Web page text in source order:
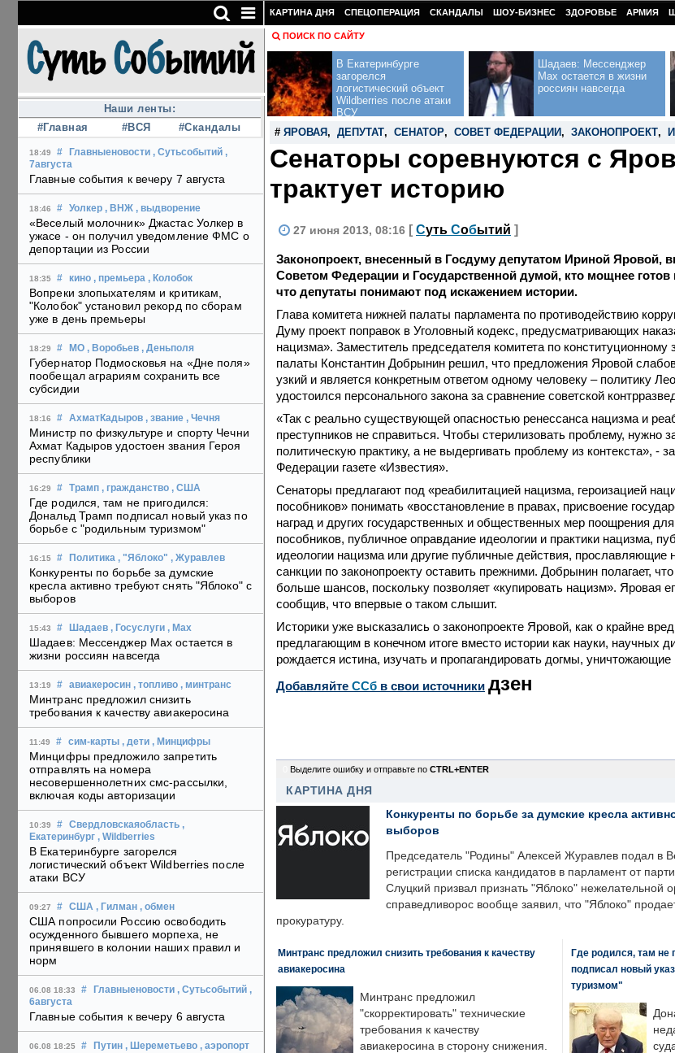
Наши ленты:
#Главная
#ВСЯ #Скандалы
18:49 # Главныеновости , Сутьсобытий ,
7августа
Главные события к вечеру 7 августа
18:46 # Уолкер , ВНЖ , выдворение
«Веселый молочник» Джастас Уолкер в
ужасе - он получил уведомление ФМС о
депортации из России
18:35 # кино , премьера , Колобок
Вопреки злопыхателям и критикам,
"Колобок" установил рекорд по сборам
уже в день премьеры
18:29 # МО , Воробьев , Деньполя
Губернатор Подмосковья на «Дне поля»
пообещал аграриям сохранить все
субсидии
18:16 # АхматКадыров , звание , Чечня
Министр по физкультуре и спорту Чечни
Ахмат Кадыров удостоен звания Героя
республики
16:29 # Трамп , гражданство , США
Где родился, там не пригодился:
Дональд Трамп подписал новый указ по
борьбе с "родильным туризмом"
16:15 # Политика , "Яблоко" , Журавлев
Конкуренты по борьбе за думские
кресла активно требуют снять "Яблоко" с
выборов
15:43 # Шадаев , Госуслуги , Max
Шадаев: Мессенджер Max остается в
жизни россиян навсегда
13:19 # авиакеросин , топливо , минтранс
Минтранс предложил снизить
требования к качеству авиакеросина
11:49 # сим-карты , дети , Минцифры
Минцифры предложило запретить
отправлять на номера
несовершеннолетних смс-рассылки,
включая коды авторизации
10:39 # Свердловскаяобласть ,
Екатеринбург , Wildberries
В Екатеринбурге загорелся
логистический объект Wildberries после
атаки ВСУ
09:27 # США , Гилман , обмен
США попросили Россию освободить
осужденного бывшего морпеха, не
принявшего в колонии наших правил и
норм
06.08 18:33 # Главныеновости , Сутьсобытий ,
6августа
Главные события к вечеру 6 августа
06.08 18:25 # Путин , Шереметьево , аэропорт
КАРТИНА ДНЯ СПЕЦОПЕРАЦИЯ СКАНДАЛЫ ШОУ-БИЗНЕС ЗДОРОВЬЕ АРМИЯ
ПОИСК ПО САЙТУ
В Екатеринбурге
загорелся
логистический объект
Wildberries после атаки
ВСУ
Шадаев: Мессенджер
Max остается в жизни
россиян навсегда
# ЯРОВАЯ , ДЕПУТАТ, СЕНАТОР, СОВЕТ ФЕДЕРАЦИИ , ЗАКОНОПРОЕКТ,
Сенаторы соревнуются с
трактует историю
27 июня 2013, 08:16 [ Суть Событий ]
Законопроект, внесенный в Госдуму депутатом Ириной Яровой,
Советом Федерации и Государственной думой, кто мощнее готов
что депутаты понимают под искажением истории.
Глава комитета нижней палаты парламента по противодействию
Думу проект поправок в Уголовный кодекс, предусматривающих
нацизма». Заместитель председателя комитета по конституционному
палаты Константин Добрынин решил, что предложения Яровой
узкий и является конкретным ответом одному человеку – политику
удостоился персонального закона за сравнение советской
«Так с реально существующей опасностью ренессанса нацизма и
преступников не справиться. Чтобы стерилизовать проблему, нужно
политическую практику, а не выдергивать проблему из контекста», -
Федерации газете «Известия».
Сенаторы предлагают под «реабилитацией нацизма, героизацией
пособников» понимать «восстановление в правах, присвоение
наград и других государственных и общественных мер поощрения
пособников, публичное оправдание идеологии и практики нацизма,
идеологии нацизма или другие публичные действия, прославляющие
санкции по законопроекту оставить прежними. Добрынин полагает,
больше шансов, поскольку позволяет «купировать нацизм». Яровая
сообщив, что впервые о таком слышит.
Историки уже высказались о законопроекте Яровой, как о крайне
предлагающим в конечном итоге вместо истории как науки, научных
рождается истина, изучать и пропагандировать догмы,
Добавляйте CСб в свои источники дзен
Выделите ошибку и отправьте по CTRL+ENTER
КАРТИНА ДНЯ
Конкуренты по борьбе за думские кресла
выборов
Председатель "Родины" Алексей Журавлев подал в
регистрации списка кандидатов в парламент от
Слуцкий призвал признать "Яблоко" нежелательной
справедливорос вообще заявил, что "Яблоко"
прокуратуру.
Минтранс предложил снизить требования к качеству
авиакеросина
Минтранс предложил
"скорректировать" технические
требования к качеству
авиакеросина в сторону снижения.
Где родился, там не
подписал новый
туризмом"